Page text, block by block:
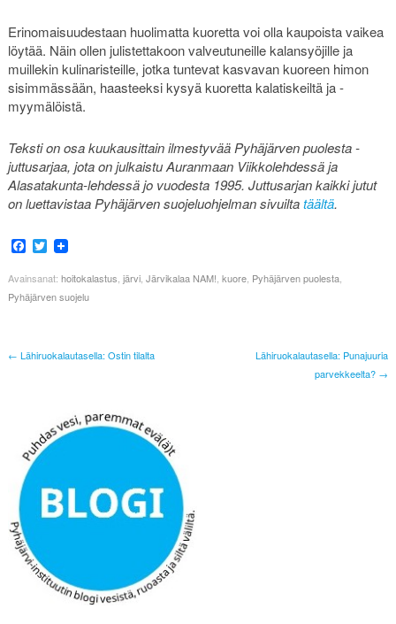
Erinomaisuudestaan huolimatta kuoretta voi olla kaupoista vaikea
löytää. Näin ollen julistettakoon valveutuneille kalansyöjille ja
muillekin kulinaristeille, jotka tuntevat kasvavan kuoreen himon
sisimmässään, haasteeksi kysyä kuoretta kalatiskeiltä ja -
myymälöistä.
Teksti on osa kuukausittain ilmestyvää Pyhäjärven puolesta -
juttusarjaa, jota on julkaistu Auranmaan Viikkolehdessä ja
Alasatakunta-lehdessä jo vuodesta 1995. Juttusarjan kaikki jutut
on luettavistaa Pyhäjärven suojeluohjelman sivuiltatäältä.
Facebook
Twitter
Avainsanat: hoitokalastus, järvi, Järvikalaa NAM!, kuore, Pyhäjärven puolesta,
Pyhäjärven suojelu
← Lähiruokalautasella: Ostin tilalta
Lähiruokalautasella: Punajuuria
parvekkeelta? →